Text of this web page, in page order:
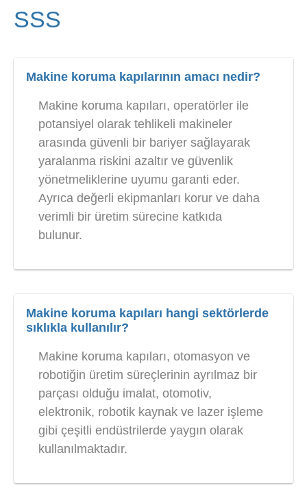
SSS
Makine koruma kapılarının amacı nedir?
Makine koruma kapıları, operatörler ile
potansiyel olarak tehlikeli makineler
arasında güvenli bir bariyer sağlayarak
yaralanma riskini azaltır ve güvenlik
yönetmeliklerine uyumu garanti eder.
Ayrıca değerli ekipmanları korur ve daha
verimli bir üretim sürecine katkıda
bulunur.
Makine koruma kapıları hangi sektörlerde
sıklıkla kullanılır?
Makine koruma kapıları, otomasyon ve
robotiğin üretim süreçlerinin ayrılmaz bir
parçası olduğu imalat, otomotiv,
elektronik, robotik kaynak ve lazer işleme
gibi çeşitli endüstrilerde yaygın olarak
kullanılmaktadır.